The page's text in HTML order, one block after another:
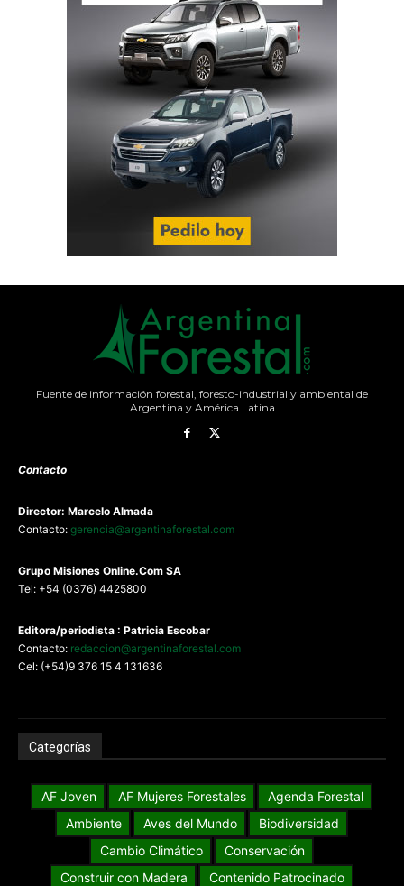
Fuente de información forestal, foresto-industrial y ambiental de
Argentina y América Latina
Contacto
Director: Marcelo Almada
Contacto: gerencia@argentinaforestal.com
Grupo Misiones Online.Com SA
Tel: +54 (0376) 4425800
Editora/periodista : Patricia Escobar
Contacto: redaccion@argentinaforestal.com
Cel: (+54)9 376 15 4 131636
Categorías
AF Joven AF Mujeres Forestales
Agenda Forestal
Ambiente
Aves del Mundo
Biodiversidad
Cambio Climático
Conservación
Construir con Madera
Contenido Patrocinado